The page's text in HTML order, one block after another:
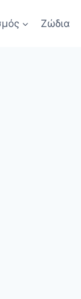
Ζώδια